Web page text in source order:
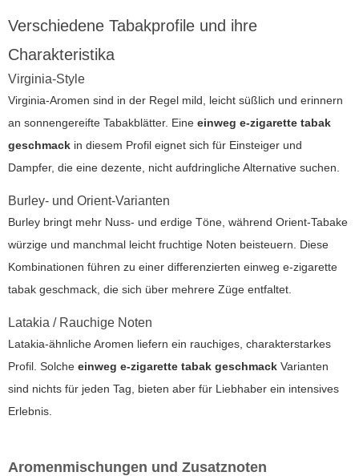
Verschiedene Tabakprofile und ihre
Charakteristika
Virginia-Style
Virginia-Aromen sind in der Regel mild, leicht süßlich und erinnern
an sonnengereifte Tabakblätter. Eine einweg e-zigarette tabak
geschmack in diesem Profil eignet sich für Einsteiger und
Dampfer, die eine dezente, nicht aufdringliche Alternative suchen.
Burley- und Orient-Varianten
Burley bringt mehr Nuss- und erdige Töne, während Orient-Tabake
würzige und manchmal leicht fruchtige Noten beisteuern. Diese
Kombinationen führen zu einer differenzierten einweg e-zigarette
tabak geschmack, die sich über mehrere Züge entfaltet.
Latakia / Rauchige Noten
Latakia-ähnliche Aromen liefern ein rauchiges, charakterstarkes
Profil. Solche einweg e-zigarette tabak geschmack Varianten
sind nichts für jeden Tag, bieten aber für Liebhaber ein intensives
Erlebnis.
Aromenmischungen und Zusatznoten